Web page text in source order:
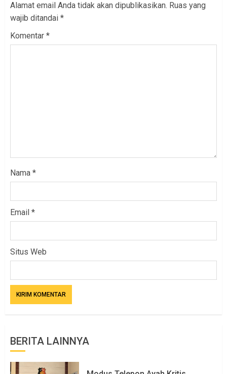
Alamat email Anda tidak akan dipublikasikan. Ruas yang
wajib ditandai *
Komentar *
Nama *
Email *
Situs Web
BERITA LAINNYA